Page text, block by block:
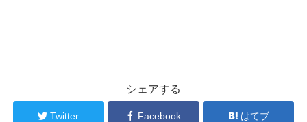
シェアする
Twitter Facebook はてブ